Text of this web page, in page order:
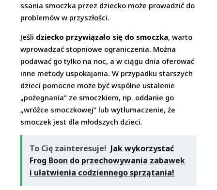
ssania smoczka przez dziecko może prowadzić do
problemów w przyszłości.
Jeśli dziecko przywiązało się do smoczka, warto
wprowadzać stopniowe ograniczenia. Można
podawać go tylko na noc, a w ciągu dnia oferować
inne metody uspokajania. W przypadku starszych
dzieci pomocne może być wspólne ustalenie
„pożegnania” ze smoczkiem, np. oddanie go
„wróżce smoczkowej” lub wytłumaczenie, że
smoczek jest dla młodszych dzieci.
To Cię zainteresuje! Jak wykorzystać
Frog Boon do przechowywania zabawek
i ułatwienia codziennego sprzątania!